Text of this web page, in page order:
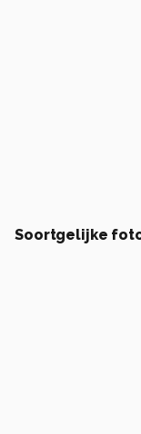
Soortgelijke